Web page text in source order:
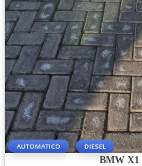
AUTOMATICO DIESEL
BMW X1